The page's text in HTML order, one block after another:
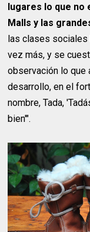
lugares lo que no
Malls y las
las clases sociales
vez más, y se
observación lo que
desarrollo, en el
nombre, Tada,
bien'".